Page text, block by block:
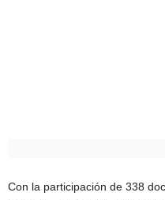
Con la participación de 338